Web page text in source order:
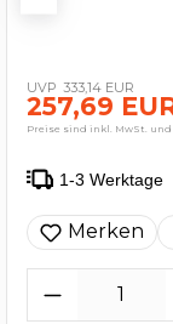
333,14 EUR
257,69
Preise sind inkl. MwSt.
1-3 Werktage
Merken